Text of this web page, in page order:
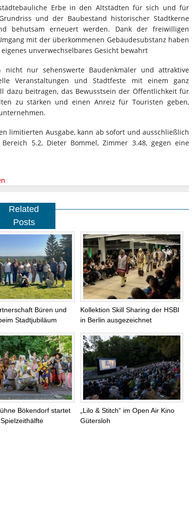
Erbe in den Altstädten für sich und für
und der Baubestand historischer Stadtkerne
behutsam erneuert werden. Dank der freiwilligen
mit der überkommenen Gebäudesubstanz haben
unverwechselbares Gesicht bewahrt
nur sehenswerte Baudenkmäler und attraktive
Veranstaltungen und Stadtfeste mit einem ganz
dazu beitragen, das Bewusstsein der Öffentlichkeit für
zu stärken und einen Anreiz für Touristen geben,
limitierten Ausgabe, kann ab sofort und ausschließlich
5.2, Dieter Bommel, Zimmer 3.48, gegen eine
Related
Posts
Büren und
Stadtjubiläum
Kollektion Skill Sharing der HSBI
in Berlin ausgezeichnet
Bökendorf startet
„Lilo & Stitch“ im Open Air Kino
Gütersloh